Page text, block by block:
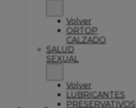
Volver
ORTOP
CALZADO
SALUD
SEXUAL
Volver
LUBRICANTES
PRESERVATIVOS